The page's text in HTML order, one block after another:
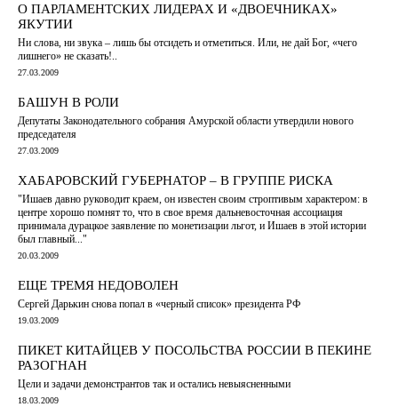
О ПАРЛАМЕНТСКИХ ЛИДЕРАХ И «ДВОЕЧНИКАХ»
ЯКУТИИ
Ни слова, ни звука – лишь бы отсидеть и отметиться. Или, не дай Бог, «чего
лишнего» не сказать!..
27.03.2009
БАШУН В РОЛИ
Депутаты Законодательного собрания Амурской области утвердили нового
председателя
27.03.2009
ХАБАРОВСКИЙ ГУБЕРНАТОР – В ГРУППЕ РИСКА
"Ишаев давно руководит краем, он известен своим строптивым характером: в
центре хорошо помнят то, что в свое время дальневосточная ассоциация
принимала дурацкое заявление по монетизации льгот, и Ишаев в этой истории
был главный..."
20.03.2009
ЕЩЕ ТРЕМЯ НЕДОВОЛЕН
Сергей Дарькин снова попал в «черный список» президента РФ
19.03.2009
ПИКЕТ КИТАЙЦЕВ У ПОСОЛЬСТВА РОССИИ В ПЕКИНЕ
РАЗОГНАН
Цели и задачи демонстрантов так и остались невыясненными
18.03.2009